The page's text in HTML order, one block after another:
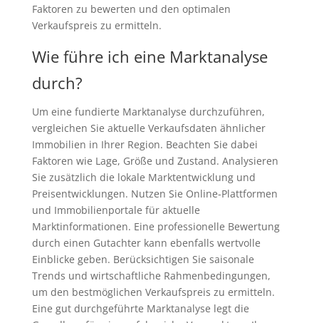
Faktoren zu bewerten und den optimalen
Verkaufspreis zu ermitteln.
Wie führe ich eine Marktanalyse
durch?
Um eine fundierte Marktanalyse durchzuführen,
vergleichen Sie aktuelle Verkaufsdaten ähnlicher
Immobilien in Ihrer Region. Beachten Sie dabei
Faktoren wie Lage, Größe und Zustand. Analysieren
Sie zusätzlich die lokale Marktentwicklung und
Preisentwicklungen. Nutzen Sie Online-Plattformen
und Immobilienportale für aktuelle
Marktinformationen. Eine professionelle Bewertung
durch einen Gutachter kann ebenfalls wertvolle
Einblicke geben. Berücksichtigen Sie saisonale
Trends und wirtschaftliche Rahmenbedingungen,
um den bestmöglichen Verkaufspreis zu ermitteln.
Eine gut durchgeführte Marktanalyse legt die